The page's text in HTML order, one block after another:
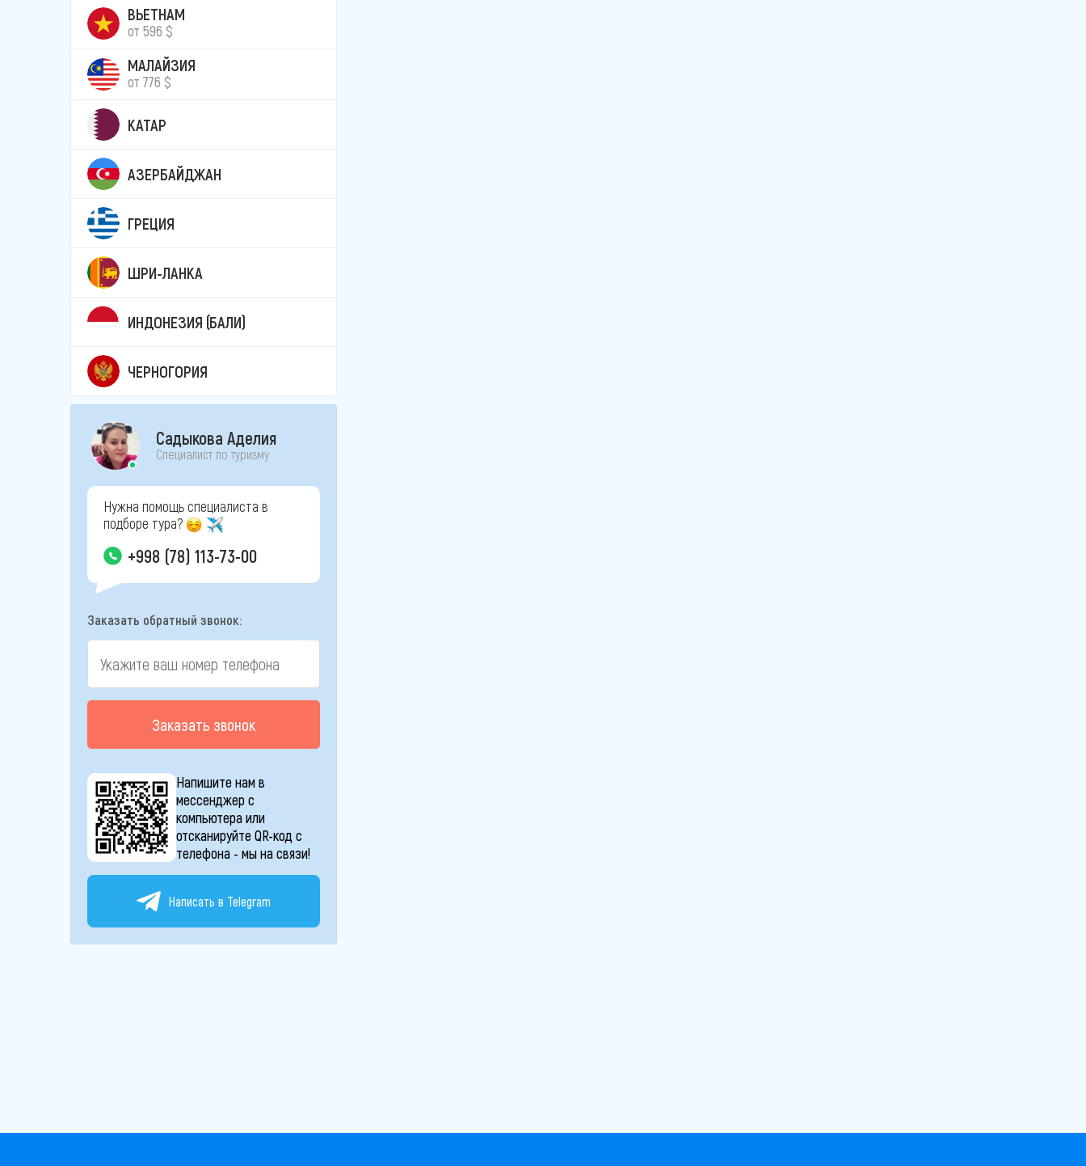
ВЬЕТНАМ
от 596 $
МАЛАЙЗИЯ
от 776 $
КАТАР
АЗЕРБАЙДЖАН
ГРЕЦИЯ
ШРИ-ЛАНКА
ИНДОНЕЗИЯ (БАЛИ)
ЧЕРНОГОРИЯ
Садыкова Аделия
Специалист по туризму
Нужна помощь специалиста в
подборе тура?
+998 (78) 113-73-00
Заказать обратный звонок:
Заказать звонок
Напишите нам в
мессенджер с
компьютера или
отсканируйте QR-код с
телефона - мы на связи!
Написать в Telegram